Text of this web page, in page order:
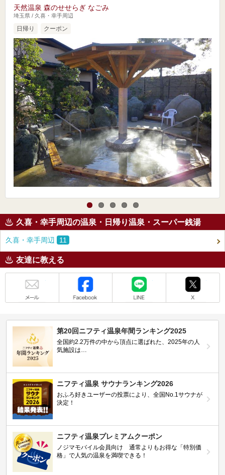
天然温泉 森のせせらぎ なごみ
埼玉県 / 久喜・幸手周辺
日帰り クーポン
久喜・幸手周辺の温泉・日帰り温泉・スーパー銭湯
久喜・幸手周辺 11
友達に教える
第20回ニフティ温泉年間ランキング2025
全国約2.2万件の中から頂点に選ばれた、2025年の人
気施設は…
ニフティ温泉 サウナランキング2026
おふろ好きユーザーの投票により、全国No.1サウナが
決定！
ニフティ温泉プレミアムクーポン
ノジマモバイル会員向け 通常よりもお得な「特別価
格」で人気の温泉を満喫できる！